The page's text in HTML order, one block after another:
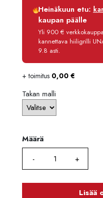
Luottoaika
Korko
Käsittelymaksu
Maksettava yhteensä
Heinäkuun etu:
kaupan päälle
Yli 900 €
kannettava hiiligrilli
9.8 asti.
+ toimitus 0,00 €
Takan malli
Määrä
Määrä
Lisää